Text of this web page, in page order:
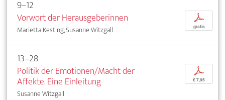
9–12
Vorwort der Herausgeberinnen
Marietta Kesting, Susanne Witzgall
p
gratis
13–28
Politik der Emotionen/Macht der
Affekte. Eine Einleitung
Susanne Witzgall
p
€ 7,95